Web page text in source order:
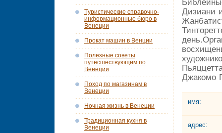
Дизиани
Джакомо
имя:
адрес:
Tуристические справочно-
информационные бюро в
Венеции
Прокат машин в Венции
Полезные советы
путесшествующим по
Венеции
Поход по магазинам в
Венеции
Ночная жизнь в Венеции
Традиционная кухня в
Венеции